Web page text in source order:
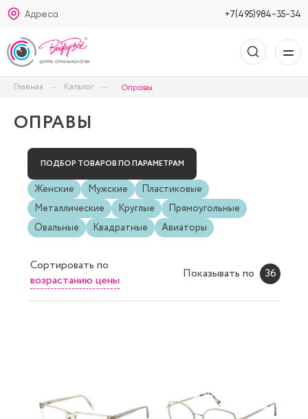
Адреса +7(495)984-35-34
Главная Каталог Оправы
ОПРАВЫ
ПОДБОР ТОВАРОВ ПО ПАРАМЕТРАМ
Женские Мужские
Пластиковые
Металлические
Круглые
Прямоугольные
Овальные
Квадратные Авиаторы
Сортировать по
возрастанию цены
Показывать по 36